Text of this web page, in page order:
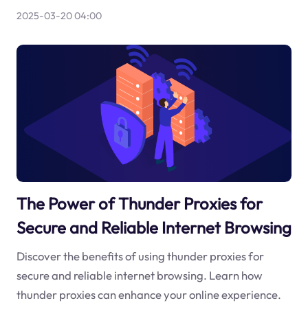
2025-03-20 04:00
The Power of Thunder Proxies for
Secure and Reliable Internet Browsing
Discover the benefits of using thunder proxies for
secure and reliable internet browsing. Learn how
thunder proxies can enhance your online experience.